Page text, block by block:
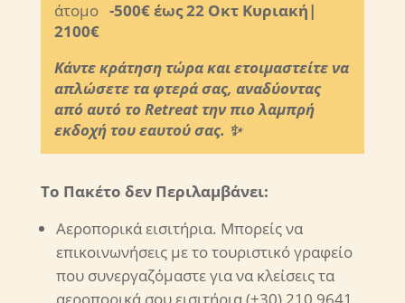
άτομο -500€ έως 22 Οκτ Κυριακή|
2100€
Κάντε κράτηση τώρα και ετοιμαστείτε να
απλώσετε τα φτερά σας, αναδύοντας
από αυτό το Retreat την πιο λαμπρή
εκδοχή του εαυτού σας. ✨
Το Πακέτο δεν Περιλαμβάνει:
Αεροπορικά εισιτήρια. Μπορείς να
επικοινωνήσεις με το τουριστικό γραφείο
που συνεργαζόμαστε για να κλείσεις τα
αεροπορικά σου εισιτήρια (+30) 210 9641